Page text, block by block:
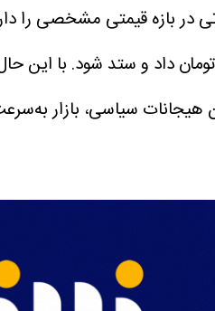
طلای ۱۸ عیار در بازه ۱۷ میلیون و ۶۰۰ تا
هیجانات سیاسی، بازار